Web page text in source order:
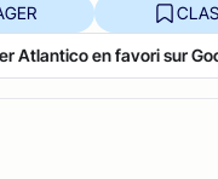
Atlantico en favori sur